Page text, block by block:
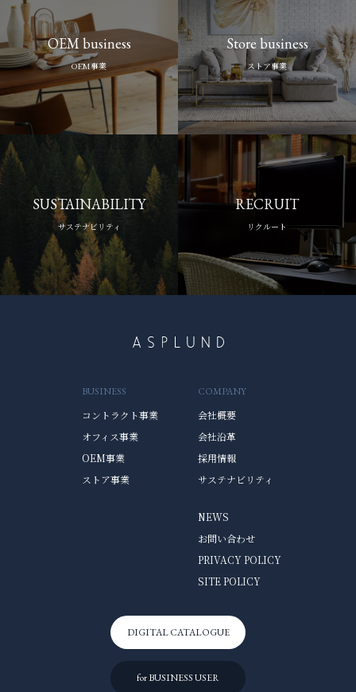
OEM business
OEM事業
Store business
ストア事業
SUSTAINABILITY
サステナビリティ
RECRUIT
リクルート
BUSINESS
コントラクト事業
オフィス事業
OEM事業
ストア事業
COMPANY
会社概要
会社沿革
採用情報
サステナビリティ
NEWS
お問い合わせ
PRIVACY POLICY
SITE POLICY
DIGITAL CATALOGUE
for BUSINESS USER